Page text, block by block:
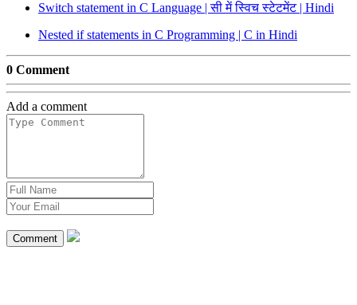
Switch statement in C Language | सी में स्विच स्टेटमेंट | Hindi
Nested if statements in C Programming | C in Hindi
0 Comment
Add a comment
Comment